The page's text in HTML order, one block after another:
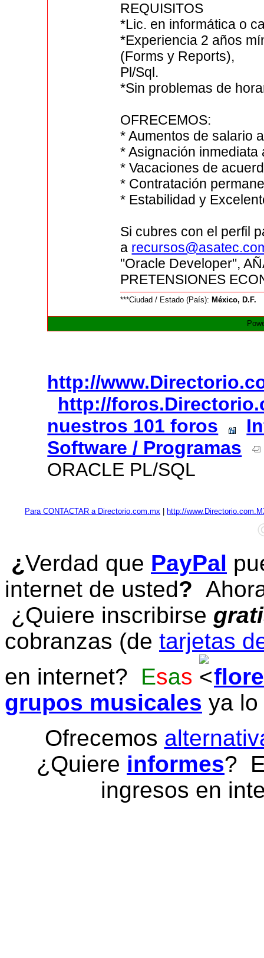
REQUISITOS
*Lic. en informática o
*Experiencia 2 años
(Forms y Reports),
Pl/Sql.
*Sin problemas de
OFRECEMOS:
* Aumentos de salario
* Asignación inmediata
* Vacaciones de
* Contratación
* Estabilidad y
Si cubres con el perfil
a
"Oracle Developer",
PRETENSIONES
***Ciudad / Estado (País): México, D.F.
http://
http://
nuestros 101 foros
Software / Programas
ORACLE PL/SQL
Para CONTACTAR a Directorio.com.mx http://
¿Verdad que PayPal
internet de usted?
¿Quiere inscribirse
cobranzas (de tarjetas
en internet? Esas
grupos musicales ya
Ofrecemos
¿Quiere informes?
ingresos en